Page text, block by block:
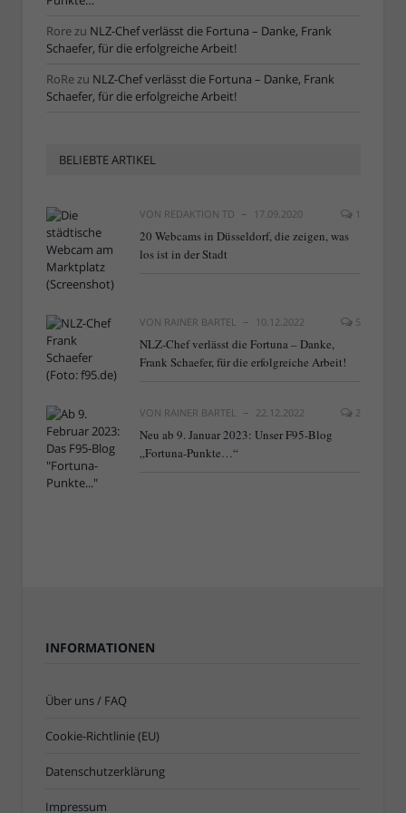
Rorezu NLZ-Chef verlässt die Fortuna – Danke, Frank
Schaefer, für die erfolgreiche Arbeit!
RoRezu NLZ-Chef verlässt die Fortuna – Danke, Frank
Schaefer, für die erfolgreiche Arbeit!
BELIEBTE ARTIKEL
VON REDAKTION TD 17.09.2020 1
20 Webcams in Düsseldorf, die zeigen, was
los ist in der Stadt
VON RAINER BARTEL 10.12.2022 5
NLZ-Chef verlässt die Fortuna – Danke,
Frank Schaefer, für die erfolgreiche Arbeit!
VON RAINER BARTEL 22.12.2022 2
Neu ab 9. Januar 2023: Unser F95-Blog
„Fortuna-Punkte…“
INFORMATIONEN
Über uns / FAQ
Cookie-Richtlinie (EU)
Datenschutzerklärung
Impressum